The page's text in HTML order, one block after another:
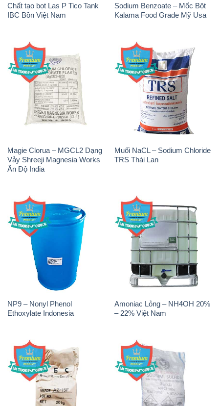
Magie Clorua – MGCL2 Dạng
Vảy Shreeji Magnesia Works
Ấn Độ India
Muối NaCL – Sodium Chloride
TRS Thái Lan
NP9 – Nonyl Phenol
Ethoxylate Indonesia
Amoniac Lỏng – NH4OH 20%
– 22% Việt Nam
Chất Tạo Đặc Hec Mecellose
– Cenllulose Ether Nhật Bản
Sodium Sulfide NA2S – Đá
Thối Liyuan Trung Quốc China